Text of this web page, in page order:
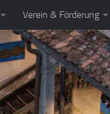
Verein & Förderung